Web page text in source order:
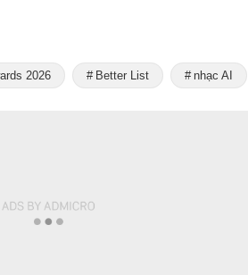
2026 Better List nhạc AI